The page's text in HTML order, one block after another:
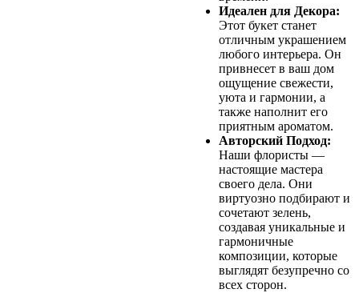
Идеален для Декора:
Этот букет станет
отличным украшением
любого интерьера. Он
привнесет в ваш дом
ощущение свежести,
уюта и гармонии, а
также наполнит его
приятным ароматом.
Авторский Подход:
Наши флористы —
настоящие мастера
своего дела. Они
виртуозно подбирают и
сочетают зелень,
создавая уникальные и
гармоничные
композиции, которые
выглядят безупречно со
всех сторон.